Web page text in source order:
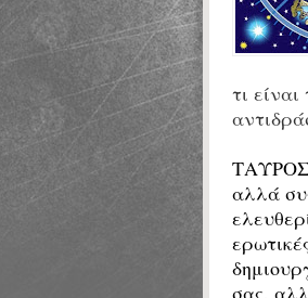
τι
αλλά
σας,